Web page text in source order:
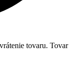
tovaru. Tovar